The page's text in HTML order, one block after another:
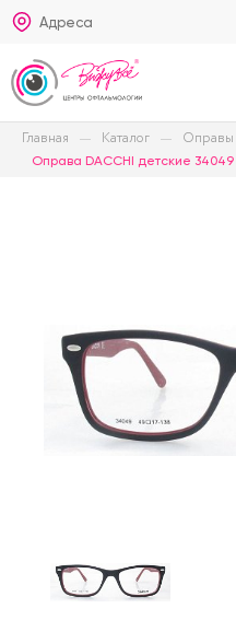
Адреса
Главная Каталог Оправы
Оправа DACCHI детские 34049